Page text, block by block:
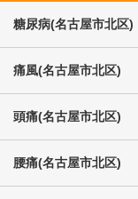
糖尿病(名古屋市北区)
痛風(名古屋市北区)
頭痛(名古屋市北区)
腰痛(名古屋市北区)